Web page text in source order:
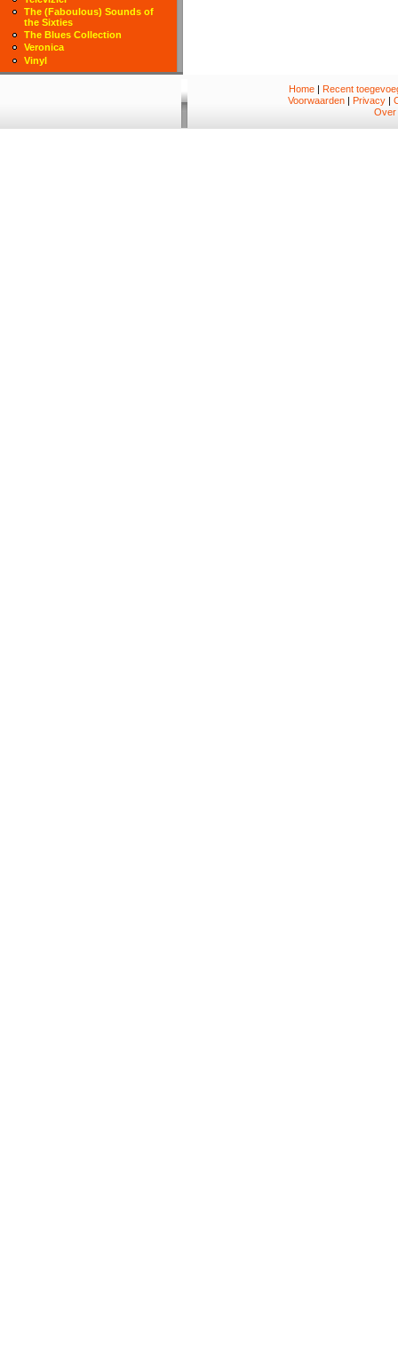
The (Faboulous) Sounds of
the Sixties
The Blues Collection
Veronica
Vinyl
Home|
Recent
Voorwaarden
Privacy
Over